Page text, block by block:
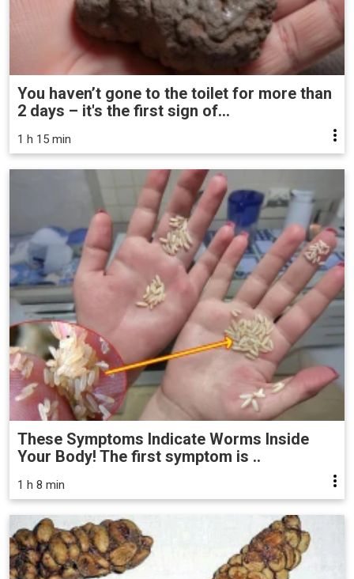
You haven’t gone to the toilet for more than
2 days – it's the first sign of...
1 h 15 min
These Symptoms Indicate Worms Inside
Your Body! The first symptom is ..
1 h 8 min